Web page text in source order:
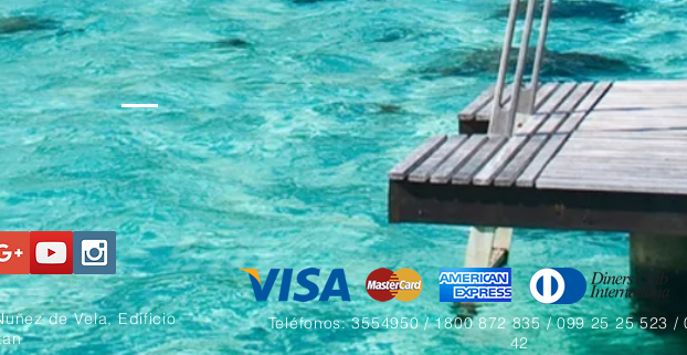
de Vela, Edificio
Teléfonos: 3554950 / 1800 872 835 / 099 25 25 523 /
42